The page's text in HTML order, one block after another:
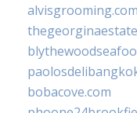
alvisgrooming.com
bobacove.com